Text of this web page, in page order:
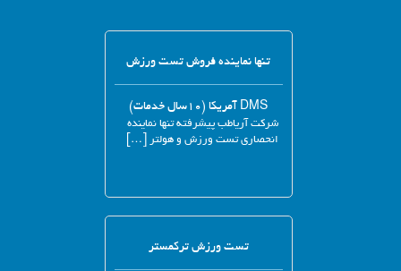
تنها نماینده فروش تست ورزش
DMS آمریکا (۱۰سال خدمات)
شرکت آریاطب پیشرفته تنها نماینده
انحصاری تست ورزش و هولتر […]
تست ورزش ترکمستر